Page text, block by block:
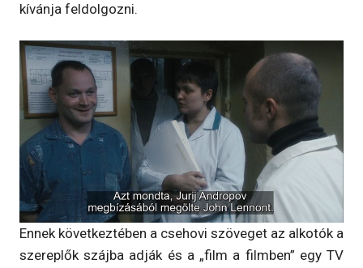
kívánja feldolgozni.
Ennek következtében a csehovi szöveget az alkotók a
szereplők szájba adják és a „film a filmben” egy TV